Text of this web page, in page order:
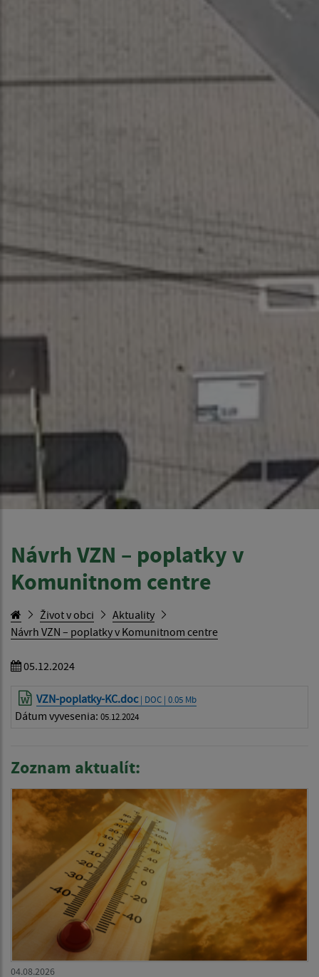
Návrh VZN – poplatky v
Komunitnom centre
Život v obci
Aktuality
Návrh VZN – poplatky v Komunitnom centre
05.12.2024
VZN-poplatky-KC.doc| DOC | 0.05 Mb
Dátum vyvesenia: 05.12.2024
Zoznam aktualít:
04.08.2026